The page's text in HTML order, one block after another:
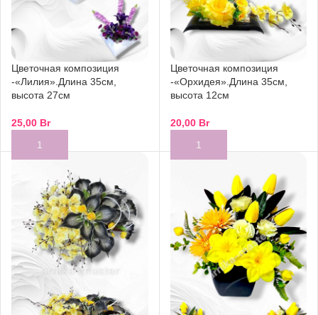
Цветочная композиция
-«Лилия».Длина 35см,
высота 27см
25,00 Br
Цветочная композиция
-«Орхидея».Длина 35см,
высота 12см
20,00 Br